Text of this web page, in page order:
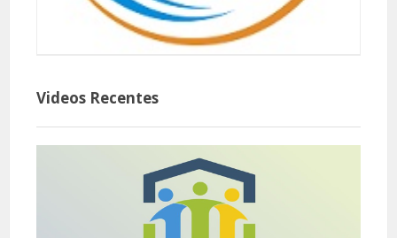
Videos Recentes